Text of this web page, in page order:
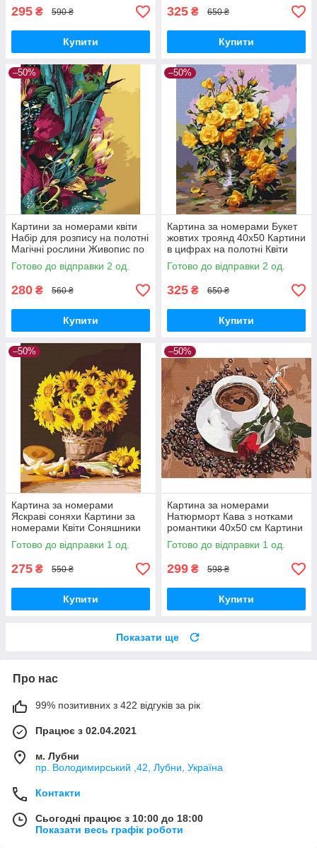
295 ₴ 590 ₴
Купити
325 ₴ 650 ₴
Купити
–50%
Картини за номерами квіти
Набір для розпису на полотні
Магічні рослини Живопис по
номерам 40x50 Strateg із
золотою фарбою GS1455
Готово до відправки 2 од.
280 ₴ 560 ₴
Купити
–50%
Картина за номерами Букет
жовтих троянд 40х50 Картини
в цифрах на полотні Квіти
Малюнки по номерах квітів
Brushme BS51981
Готово до відправки 2 од.
325 ₴ 650 ₴
Купити
–50%
Картина за номерами
Яскраві соняхи Картини за
номерами Квіти Соняшники
на полотні Brushme BS52732
Готово до відправки 1 од.
275 ₴ 550 ₴
Купити
–50%
Картина за номерами
Натюрморт Кава з нотками
романтики 40х50 см Картини
за номерами для кухні
Brushme BS52151
Готово до відправки 1 од.
299 ₴ 598 ₴
Купити
Показати ще
Про нас
99% позитивних з 422 відгуків за рік
Працює з 02.04.2021
м. Лубни
пр. Володимирський ,42, Лубни, Україна
Контакти
Сьогодні працює з 10:00 до 18:00
Показати весь графік роботи